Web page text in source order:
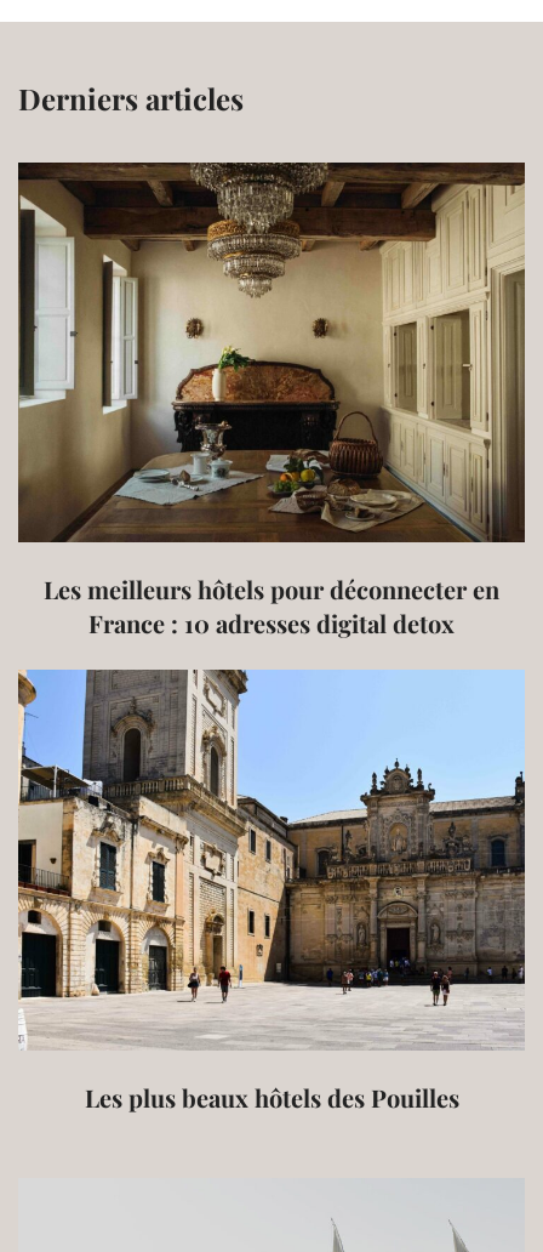
Derniers articles
Les meilleurs hôtels pour déconnecter en
France : 10 adresses digital detox
Les plus beaux hôtels des Pouilles